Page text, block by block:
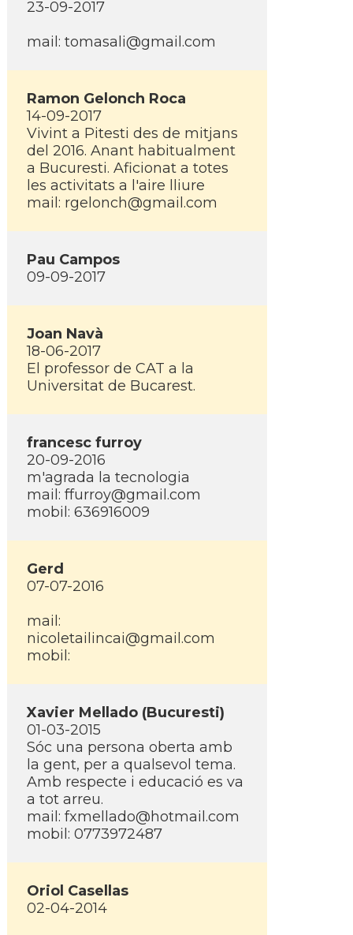
23-09-2017
mail: tomasali@gmail.com
Ramon Gelonch Roca
14-09-2017
Vivint a Pitesti des de mitjans
del 2016. Anant habitualment
a Bucuresti. Aficionat a totes
les activitats a l'aire lliure
mail: rgelonch@gmail.com
Pau Campos
09-09-2017
Joan Navà
18-06-2017
El professor de CAT a la
Universitat de Bucarest.
francesc furroy
20-09-2016
m'agrada la tecnologia
mail: ffurroy@gmail.com
mobil: 636916009
Gerd
07-07-2016
mail:
nicoletailincai@gmail.com
mobil:
Xavier Mellado (Bucuresti)
01-03-2015
Sóc una persona oberta amb
la gent, per a qualsevol tema.
Amb respecte i educació es va
a tot arreu.
mail: fxmellado@hotmail.com
mobil: 0773972487
Oriol Casellas
02-04-2014